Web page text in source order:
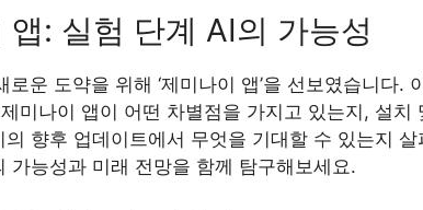
앱: 실험 단계 AI의 가능성
운 도약을 위해 ‘제미나이 앱’을 선보였습니다.
미나이 앱이 어떤 차별점을 가지고 있는지, 설치
향후 업데이트에서 무엇을 기대할 수 있는지
가능성과 미래 전망을 함께 탐구해보세요.